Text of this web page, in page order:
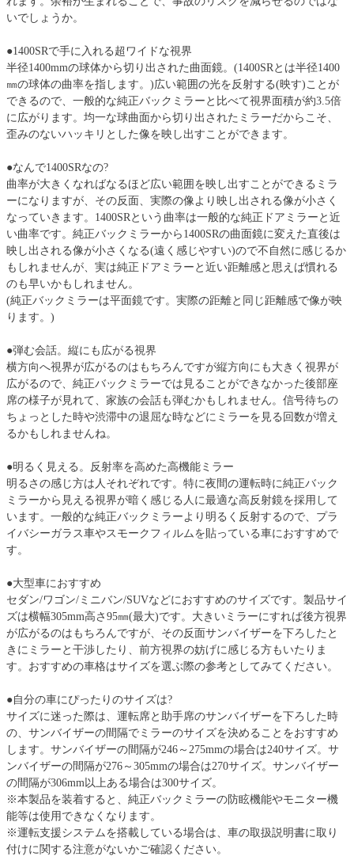
いでしょうか。
●1400SRで手に入れる超ワイドな視界
半径1400mmの球体から切り出された曲面鏡。(1400SRとは半径1400
㎜の球体の曲率を指します。)広い範囲の光を反射する(映す)ことが
できるので、一般的な純正バックミラーと比べて視界面積が約3.5倍
に広がります。均一な球曲面から切り出されたミラーだからこそ、
歪みのないハッキリとした像を映し出すことができます。
●なんで1400SRなの?
曲率が大きくなればなるほど広い範囲を映し出すことができるミラ
ーになりますが、その反面、実際の像より映し出される像が小さく
なっていきます。1400SRという曲率は一般的な純正ドアミラーと近
い曲率です。純正バックミラーから1400SRの曲面鏡に変えた直後は
映し出される像が小さくなる(遠く感じやすい)ので不自然に感じるか
もしれませんが、実は純正ドアミラーと近い距離感と思えば慣れる
のも早いかもしれません。
(純正バックミラーは平面鏡です。実際の距離と同じ距離感で像が映
ります。)
●弾む会話。縦にも広がる視界
横方向へ視界が広がるのはもちろんですが縦方向にも大きく視界が
広がるので、純正バックミラーでは見ることができなかった後部座
席の様子が見れて、家族の会話も弾むかもしれません。信号待ちの
ちょっとした時や渋滞中の退屈な時などにミラーを見る回数が増え
るかもしれませんね。
●明るく見える。反射率を高めた高機能ミラー
明るさの感じ方は人それぞれです。特に夜間の運転時に純正バック
ミラーから見える視界が暗く感じる人に最適な高反射鏡を採用して
います。一般的な純正バックミラーより明るく反射するので、プラ
イバシーガラス車やスモークフィルムを貼っている車におすすめで
す。
●大型車におすすめ
セダン/ワゴン/ミニバン/SUVなどにおすすめのサイズです。製品サイ
ズは横幅305mm高さ95㎜(最大)です。大きいミラーにすれば後方視界
が広がるのはもちろんですが、その反面サンバイザーを下ろしたと
きにミラーと干渉したり、前方視界の妨げに感じる方もいたりま
す。おすすめの車格はサイズを選ぶ際の参考としてみてください。
●自分の車にぴったりのサイズは?
サイズに迷った際は、運転席と助手席のサンバイザーを下ろした時
の、サンバイザーの間隔でミラーのサイズを決めることをおすすめ
します。サンバイザーの間隔が246～275mmの場合は240サイズ。サ
ンバイザーの間隔が276～305mmの場合は270サイズ。サンバイザー
の間隔が306mm以上ある場合は300サイズ。
※本製品を装着すると、純正バックミラーの防眩機能やモニター機
能等は使用できなくなります。
※運転支援システムを搭載している場合は、車の取扱説明書に取り
付けに関する注意がないかご確認ください。